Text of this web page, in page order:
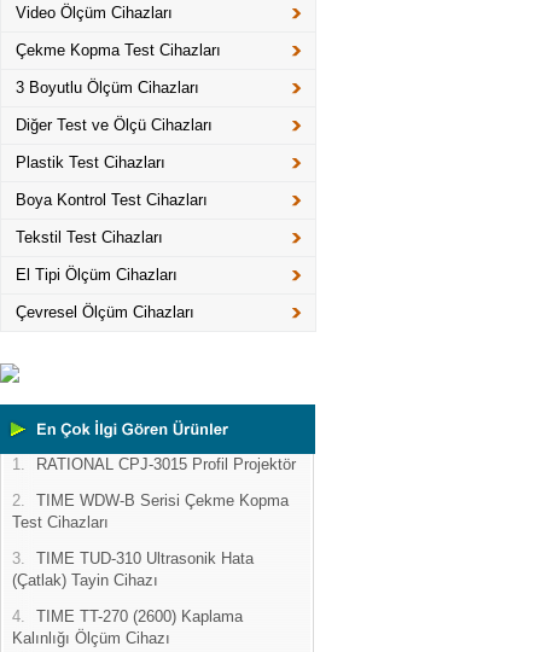
Video Ölçüm Cihazları
Çekme Kopma Test Cihazları
3 Boyutlu Ölçüm Cihazları
Diğer Test ve Ölçü Cihazları
Plastik Test Cihazları
Boya Kontrol Test Cihazları
Tekstil Test Cihazları
El Tipi Ölçüm Cihazları
Çevresel Ölçüm Cihazları
1.
RATIONAL CPJ-3015 Profil Projektör
2.
TIME WDW-B Serisi Çekme Kopma
Test Cihazları
3.
TIME TUD-310 Ultrasonik Hata
(Çatlak) Tayin Cihazı
4.
TIME TT-270 (2600) Kaplama
Kalınlığı Ölçüm Cihazı